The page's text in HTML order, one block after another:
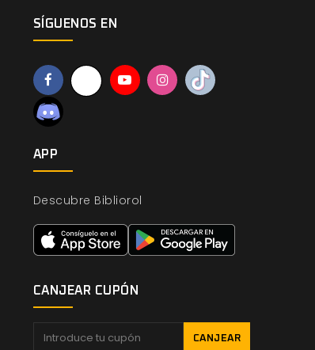
SÍGUENOS EN
APP
Descubre Bibliorol
CANJEAR CUPÓN
CANJEAR